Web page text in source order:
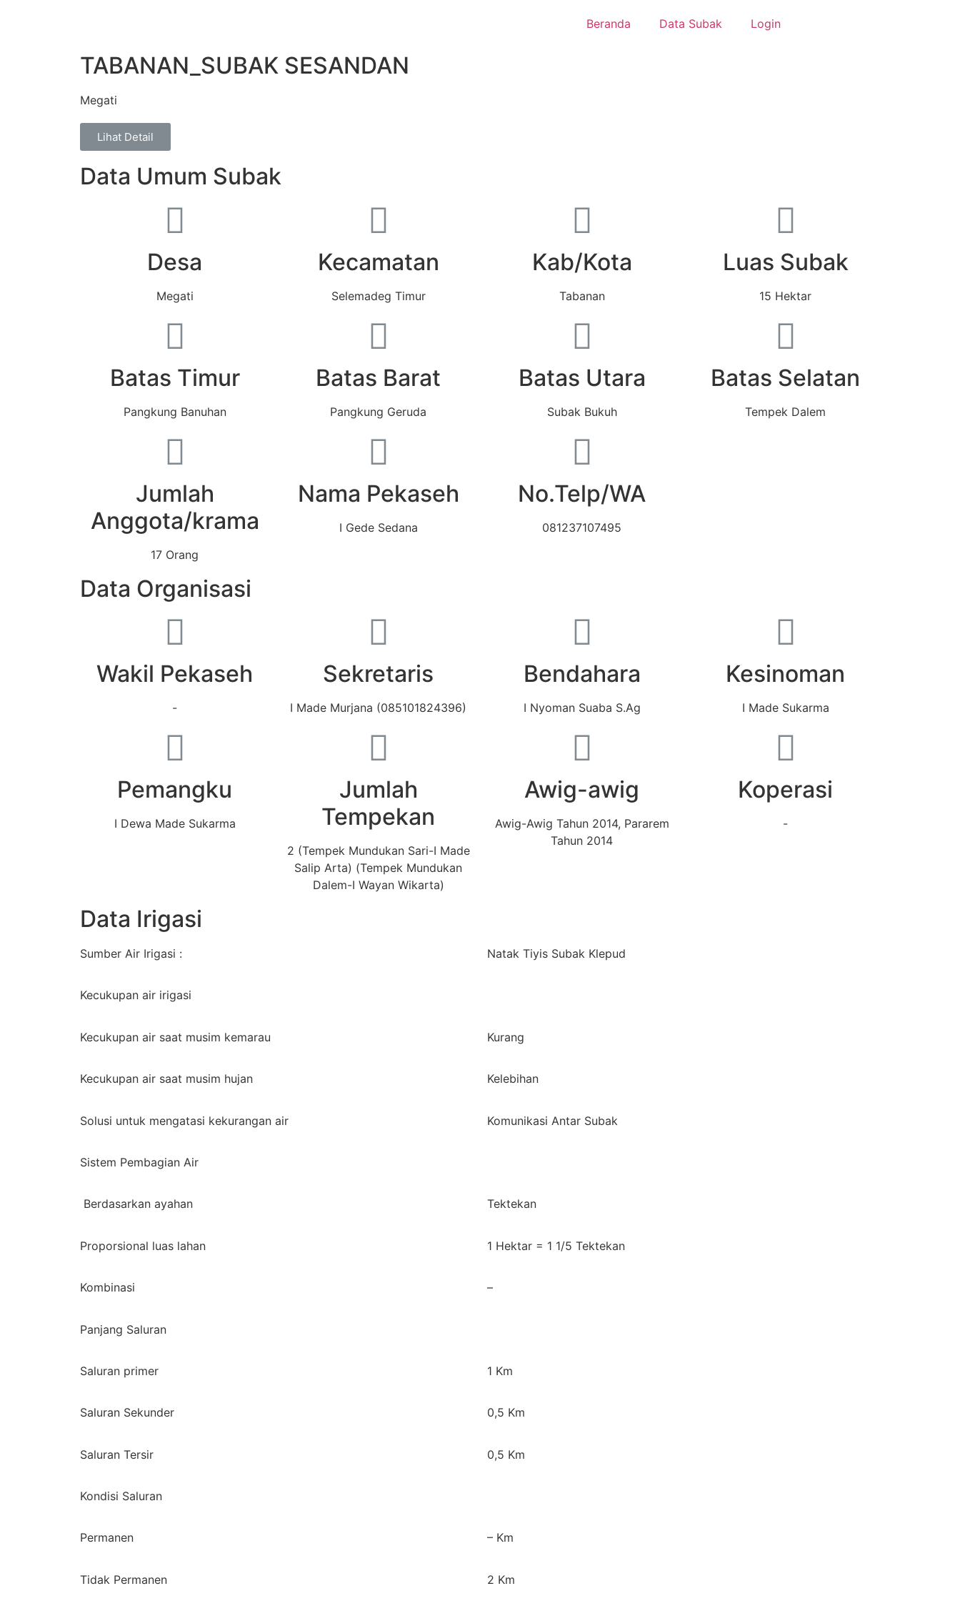
Beranda Data Subak Login
TABANAN_SUBAK SESANDAN
Megati
Lihat Detail
Data Umum Subak
Desa
Megati
Kecamatan
Selemadeg Timur
Kab/Kota
Tabanan
Luas Subak
15 Hektar
Batas Timur
Pangkung Banuhan
Batas Barat
Pangkung Geruda
Batas Utara
Subak Bukuh
Batas Selatan
Tempek Dalem
Jumlah
Anggota/krama
17 Orang
Nama Pekaseh
I Gede Sedana
No.Telp/WA
081237107495
Data Organisasi
Wakil Pekaseh
-
Sekretaris
I Made Murjana (085101824396)
Bendahara
I Nyoman Suaba S.Ag
Kesinoman
I Made Sukarma
Pemangku
I Dewa Made Sukarma
Jumlah
Tempekan
2 (Tempek Mundukan Sari-I Made
Salip Arta) (Tempek Mundukan
Dalem-I Wayan Wikarta)
Awig-awig
Awig-Awig Tahun 2014, Pararem
Tahun 2014
Koperasi
-
Data Irigasi
Sumber Air Irigasi : Natak Tiyis Subak Klepud
Kecukupan air irigasi
Kecukupan air saat musim kemarau Kurang
Kecukupan air saat musim hujan Kelebihan
Solusi untuk mengatasi kekurangan air Komunikasi Antar Subak
Sistem Pembagian Air
Berdasarkan ayahan Tektekan
Proporsional luas lahan 1 Hektar = 1 1/5 Tektekan
Kombinasi –
Panjang Saluran
Saluran primer 1 Km
Saluran Sekunder 0,5 Km
Saluran Tersir 0,5 Km
Kondisi Saluran
Permanen – Km
Tidak Permanen 2 Km